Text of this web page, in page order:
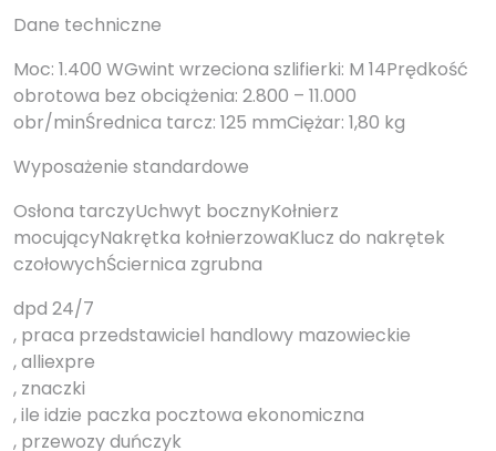
Dane techniczne
Moc: 1.400 WGwint wrzeciona szlifierki: M 14Prędkość
obrotowa bez obciążenia: 2.800 – 11.000
obr/minŚrednica tarcz: 125 mmCiężar: 1,80 kg
Wyposażenie standardowe
Osłona tarczyUchwyt bocznyKołnierz
mocującyNakrętka kołnierzowaKlucz do nakrętek
czołowychŚciernica zgrubna
dpd 24/7
, praca przedstawiciel handlowy mazowieckie
, alliexpre
, znaczki
, ile idzie paczka pocztowa ekonomiczna
, przewozy duńczyk